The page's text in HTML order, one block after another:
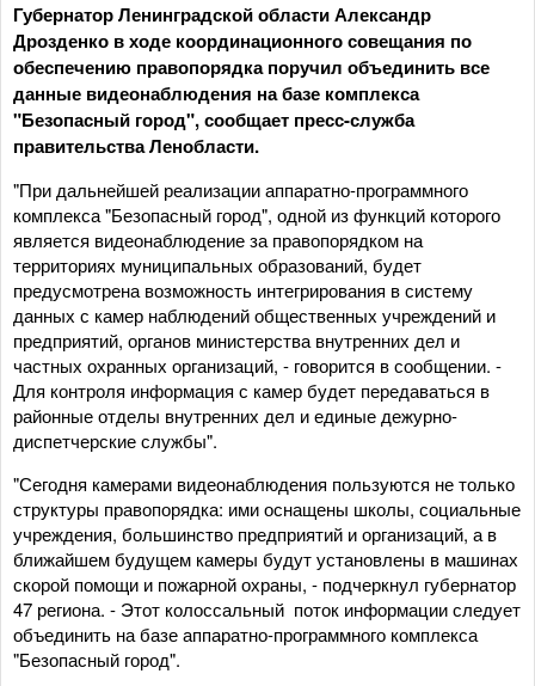
Губернатор Ленинградской области Александр
Дрозденко в ходе координационного совещания по
обеспечению правопорядка поручил объединить все
данные видеонаблюдения на базе комплекса
"Безопасный город", сообщает пресс-служба
правительства Ленобласти.
"При дальнейшей реализации аппаратно-программного
комплекса "Безопасный город", одной из функций которого
является видеонаблюдение за правопорядком на
территориях муниципальных образований, будет
предусмотрена возможность интегрирования в систему
данных с камер наблюдений общественных учреждений и
предприятий, органов министерства внутренних дел и
частных охранных организаций, - говорится в сообщении. -
Для контроля информация с камер будет передаваться в
районные отделы внутренних дел и единые дежурно-
диспетчерские службы".
"Сегодня камерами видеонаблюдения пользуются не только
структуры правопорядка: ими оснащены школы, социальные
учреждения, большинство предприятий и организаций, а в
ближайшем будущем камеры будут установлены в машинах
скорой помощи и пожарной охраны, - подчеркнул губернатор
47 региона. - Этот колоссальный поток информации следует
объединить на базе аппаратно-программного комплекса
"Безопасный город".